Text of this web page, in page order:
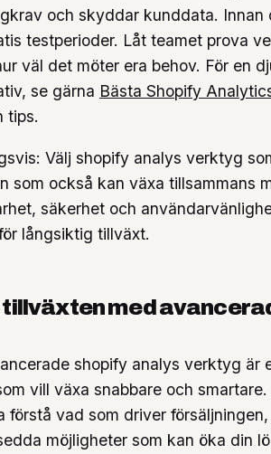
och skyddar kunddata. Innan
testperioder. Låt teamet prova
väl det möter era behov. För en
se gärna Bästa Shopify
tips.
Välj shopify analys verktyg
som också kan växa tillsammans
säkerhet och
långsiktig tillväxt.
med
shopify analys verktyg är
vill växa snabbare och
förstå vad som driver
möjligheter som kan öka din